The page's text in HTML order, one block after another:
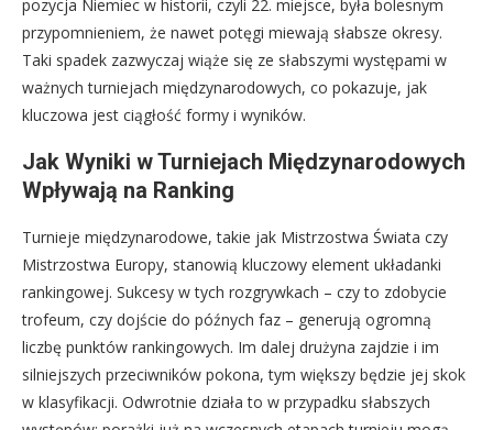
pozycja Niemiec w historii, czyli 22. miejsce, była bolesnym
przypomnieniem, że nawet potęgi miewają słabsze okresy.
Taki spadek zazwyczaj wiąże się ze słabszymi występami w
ważnych turniejach międzynarodowych, co pokazuje, jak
kluczowa jest ciągłość formy i wyników.
Jak Wyniki w Turniejach Międzynarodowych
Wpływają na Ranking
Turnieje międzynarodowe, takie jak Mistrzostwa Świata czy
Mistrzostwa Europy, stanowią kluczowy element układanki
rankingowej. Sukcesy w tych rozgrywkach – czy to zdobycie
trofeum, czy dojście do późnych faz – generują ogromną
liczbę punktów rankingowych. Im dalej drużyna zajdzie i im
silniejszych przeciwników pokona, tym większy będzie jej skok
w klasyfikacji. Odwrotnie działa to w przypadku słabszych